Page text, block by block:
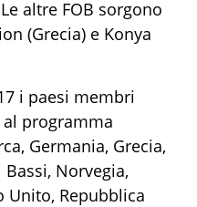
altre FOB sorgono
(Grecia) e Konya
i paesi membri
programma
Germania, Grecia,
Norvegia,
Unito, Repubblica